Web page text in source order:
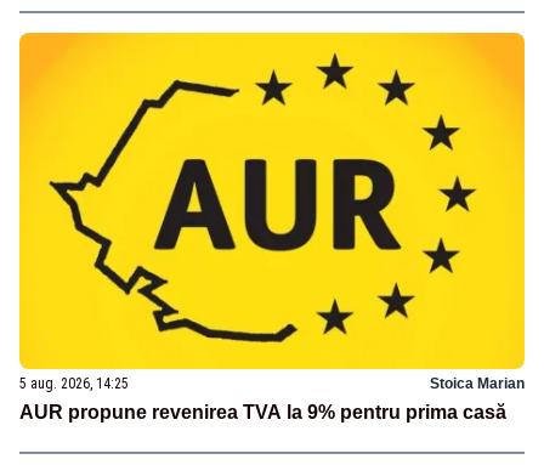
5 aug. 2026, 14:25 Stoica Marian
AUR propune revenirea TVA la 9% pentru prima casă